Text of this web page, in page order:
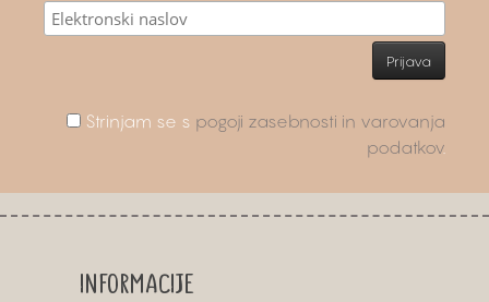
Strinjam se s pogoji zasebnosti in varovanja
podatkov.
INFORMACIJE